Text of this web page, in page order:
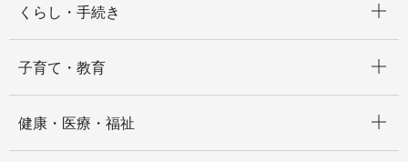
くらし・手続き
子育て・教育
健康・医療・福祉